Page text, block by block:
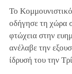
Το
οδήγησε τη χώρα
φτώχεια στην
ανέλαβε την
ίδρυσή του την